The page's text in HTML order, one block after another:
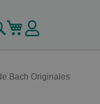
Buscar
Mi carrito
Bach Originales